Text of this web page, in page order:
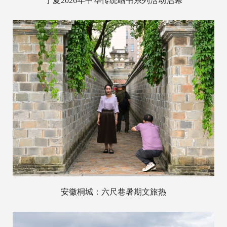
安徽桐城：六尺巷暑期文旅热